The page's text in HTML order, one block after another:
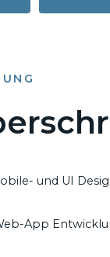
und UI
App